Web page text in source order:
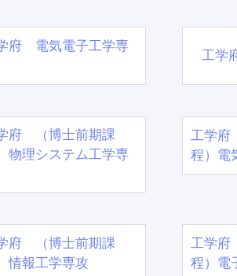
府 電気電子工学専
工学
府 （博士前期課
物理システム工学専
工学
程）電
府 （博士前期課
情報工学専攻
工学
程）電